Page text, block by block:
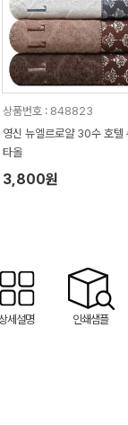
상품번호 : 848823
영신 뉴엘르로얄 30수 호텔
타올
3,800원
세설명 인쇄샘플